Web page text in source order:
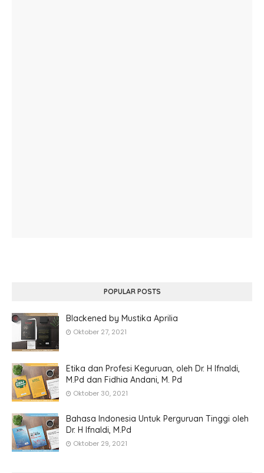
POPULAR POSTS
Blackened by Mustika Aprilia
Oktober 27, 2021
Etika dan Profesi Keguruan, oleh Dr. H Ifnaldi,
M.Pd dan Fidhia Andani, M. Pd
Oktober 30, 2021
Bahasa Indonesia Untuk Perguruan Tinggi oleh
Dr. H Ifnaldi, M.Pd
Oktober 29, 2021